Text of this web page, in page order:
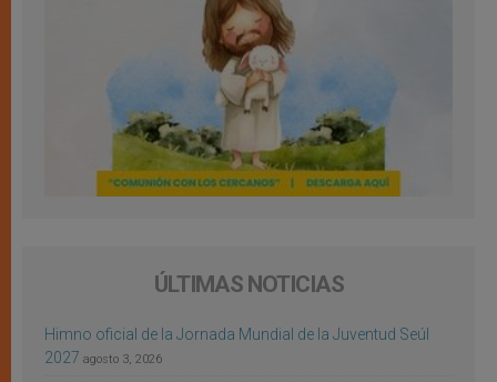
ÚLTIMAS NOTICIAS
Himno oficial de la Jornada Mundial de la Juventud Seúl
2027 agosto 3, 2026